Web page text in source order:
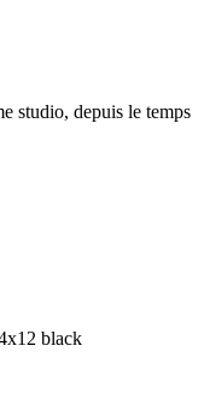
studio, depuis le temps
black